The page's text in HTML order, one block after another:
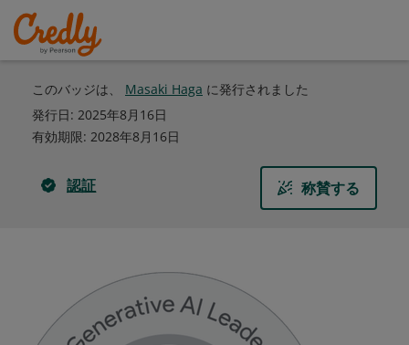
このバッジは、 Masaki Haga に発行されました
発行日: 2025年8月16日
有効期限: 2028年8月16日
認証 称賛する